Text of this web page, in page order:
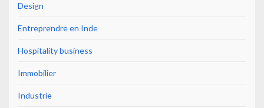
Design
Entreprendre en Inde
Hospitality business
Immobilier
Industrie